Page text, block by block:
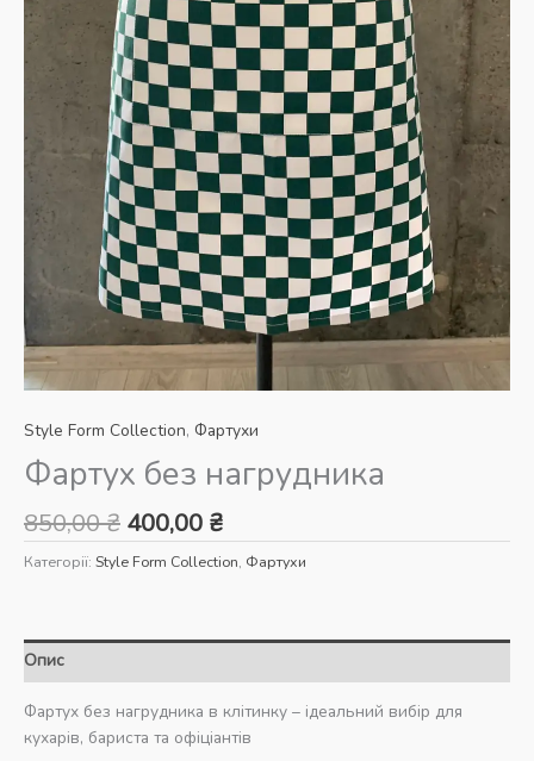
Style Form Collection, Фартухи
Фартух без нагрудника
850,00₴ Оригінальна
ціна:
850,00 ₴.
400,00 ₴Поточна
ціна:
400,00 ₴.
Категорії: Style Form Collection, Фартухи
Опис
Фартух без нагрудника в клітинку – ідеальний вибір для
кухарів, бариста та офіціантів